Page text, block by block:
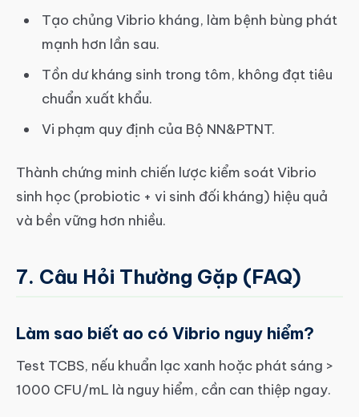
Tạo chủng Vibrio kháng, làm bệnh bùng phát
mạnh hơn lần sau.
Tồn dư kháng sinh trong tôm, không đạt tiêu
chuẩn xuất khẩu.
Vi phạm quy định của Bộ NN&PTNT.
Thành chứng minh chiến lược kiểm soát Vibrio
sinh học (probiotic + vi sinh đối kháng) hiệu quả
và bền vững hơn nhiều.
7. Câu Hỏi Thường Gặp (FAQ)
Làm sao biết ao có Vibrio nguy hiểm?
Test TCBS, nếu khuẩn lạc xanh hoặc phát sáng >
1000 CFU/mL là nguy hiểm, cần can thiệp ngay.